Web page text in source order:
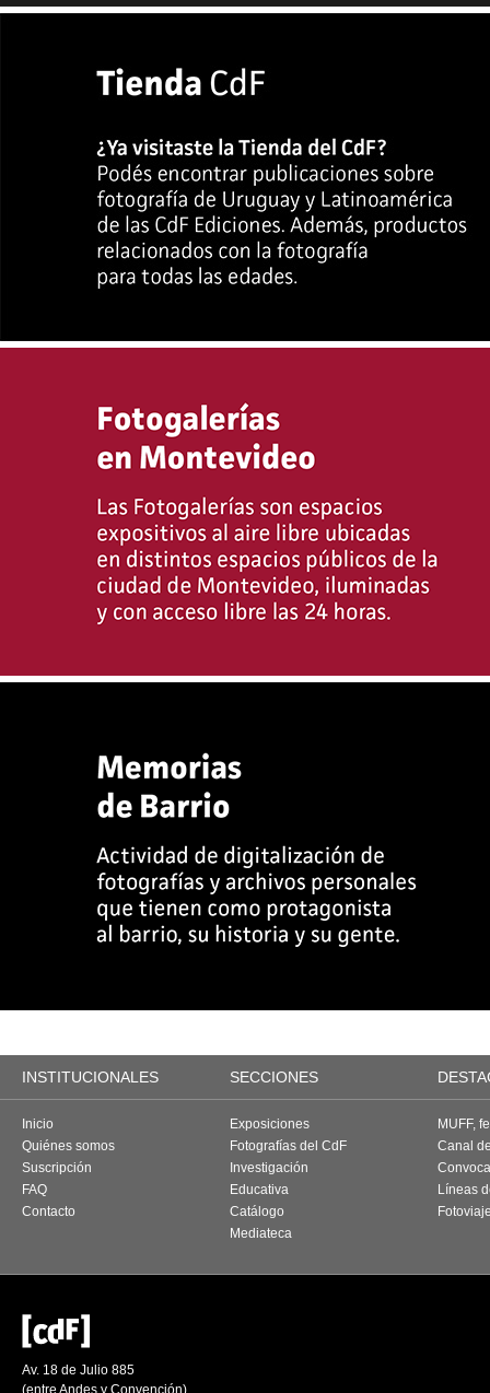
INSTITUCIONALES SECCIONES
Inicio
Quiénes somos
Suscripción
FAQ
Contacto
Exposiciones
Fotografías del CdF
Investigación
Educativa
Catálogo
Mediateca
MUFF,
Canal
Líneas
Av. 18 de Julio 885
(entre Andes y Convención)